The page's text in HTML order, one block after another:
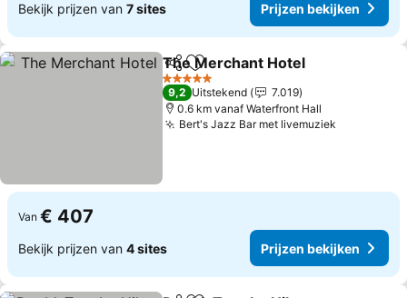
Bekijk prijzen van 7 sites Prijzen bekijken
DelenToevoegen aan favorieten
The Merchant Hotel
5 Sterren
9,2 Uitstekend
7.019
0.6 km vanaf Waterfront Hall
Bert's Jazz Bar met livemuziek
Van € 407
Bekijk prijzen van 4 sites Prijzen bekijken